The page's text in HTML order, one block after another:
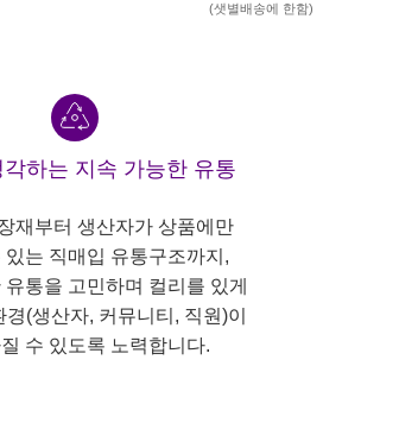
(샛별배송에 한함)
하는 지속 가능한 유통
재부터 생산자가 상품에만
있는 직매입 유통구조까지,
통을 고민하며 컬리를 있게
(생산자, 커뮤니티, 직원)이
수 있도록 노력합니다.